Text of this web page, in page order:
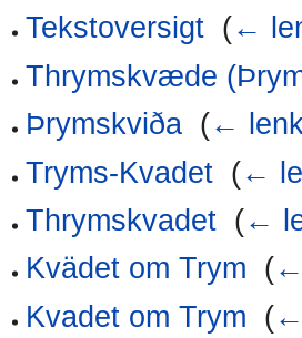
Tekstoversigt (←
Thrymskvæde
Þrymskviða (←
Tryms-Kvadet (←
Thrymskvadet (←
Kvädet om Trym (
Kvadet om Trym (